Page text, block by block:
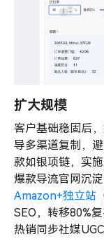
扩大规模
客户基础稳固后
导多渠道复制，
款如银项链，实施
爆款导流官网沉
Amazon+独立站
SEO，转移80%复
热销同步社媒